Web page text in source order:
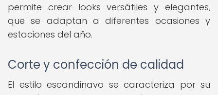
permite crear looks versátiles y elegantes,
que se adaptan a diferentes ocasiones y
estaciones del año.
Corte y confección de calidad
El estilo escandinavo se caracteriza por su